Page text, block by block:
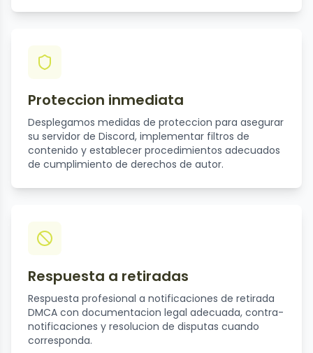
Proteccion inmediata
Desplegamos medidas de proteccion para asegurar
su servidor de Discord, implementar filtros de
contenido y establecer procedimientos adecuados
de cumplimiento de derechos de autor.
Respuesta a retiradas
Respuesta profesional a notificaciones de retirada
DMCA con documentacion legal adecuada, contra-
notificaciones y resolucion de disputas cuando
corresponda.